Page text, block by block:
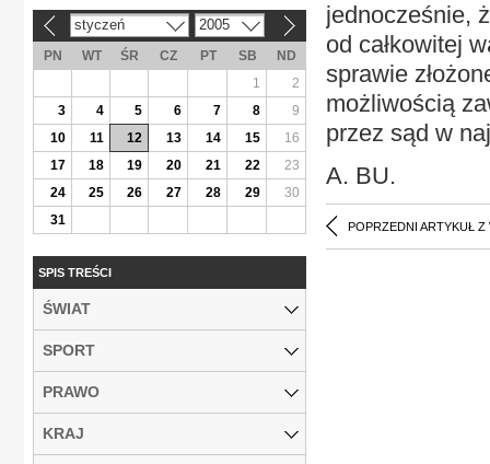
jednocześnie,
od całkowitej
sprawie
możliwością
przez sąd w
A. BU.
POPRZEDNI ARTYKUŁ Z
styczeń 2005
PN WT ŚR CZ PT SB
ND
1
2
3
4 5 6 7 8
9
10
11 12 13 14 15
16
17
18 19 20 21 22
23
24
25 26 27 28 29
30
31
SPIS TREŚCI
ŚWIAT
SPORT
PRAWO
KRAJ